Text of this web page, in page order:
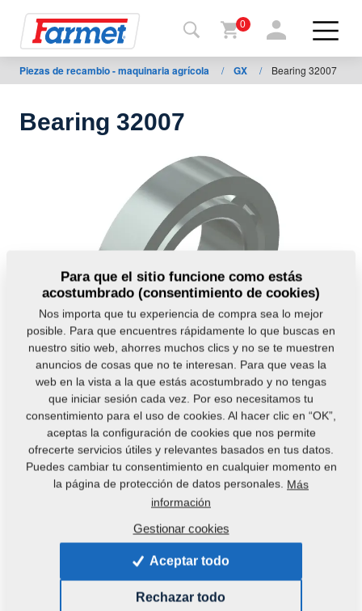
Volver
al
A
descargar
0
Piezas de recambio - maquinaria agrícola / GX / Bearing 32007
Bearing 32007
Código del producto: m03222
0,2200 Kg
Para que el sitio funcione como estás
acostumbrado (consentimiento de cookies)
Nos importa que tu experiencia de compra sea lo mejor
posible. Para que encuentres rápidamente lo que buscas en
nuestro sitio web, ahorres muchos clics y no se te muestren
anuncios de cosas que no te interesan. Para que veas la
web en la vista a la que estás acostumbrado y no tengas
que iniciar sesión cada vez. Por eso necesitamos tu
consentimiento para el uso de cookies. Al hacer clic en “OK”,
aceptas la configuración de cookies que nos permite
ofrecerte servicios útiles y relevantes basados en tus datos.
Puedes cambiar tu consentimiento en cualquier momento en
la página de protección de datos personales. Más
información
Gestionar cookies
Aceptar todo
Rechazar todo